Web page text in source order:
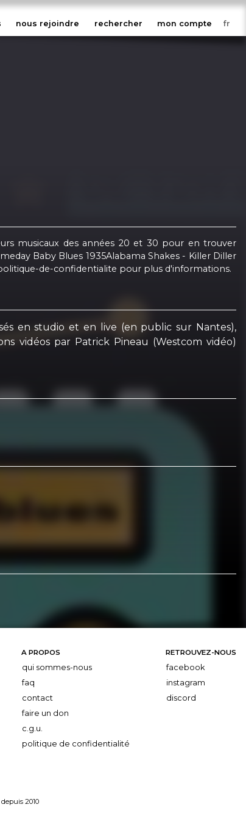
nous rejoindre rechercher mon compte
musicaux des années 20 et 30 pour en trouver
Baby Blues 1935Alabama Shakes - Killer Diller
politique-de-confidentialite pour plus d'informations.
en studio et en live (en public sur Nantes),
vidéos par Patrick Pineau (Westcom vidéo)
A PROPOS
qui sommes-nous
faq
contact
faire un don
c.g.u.
politique de confidentialité
RETROUVEZ-NOUS
facebook
instagram
discord
2010